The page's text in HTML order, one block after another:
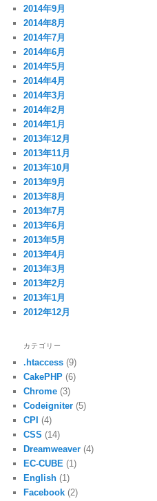
2014年9月
2014年8月
2014年7月
2014年6月
2014年5月
2014年4月
2014年3月
2014年2月
2014年1月
2013年12月
2013年11月
2013年10月
2013年9月
2013年8月
2013年7月
2013年6月
2013年5月
2013年4月
2013年3月
2013年2月
2013年1月
2012年12月
カテゴリー
.htaccess (9)
CakePHP (6)
Chrome (3)
Codeigniter (5)
CPI (4)
CSS (14)
Dreamweaver (4)
EC-CUBE (1)
English (1)
Facebook (2)